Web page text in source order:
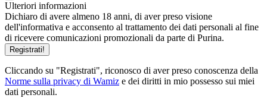
Ulteriori informazioni
Dichiaro di avere almeno 18 anni, di aver preso visione
dell'informativa e acconsento al trattamento dei dati personali al fine
di ricevere comunicazioni promozionali da parte di Purina.
Registrati!
Cliccando su "Registrati", riconosco di aver preso conoscenza della
Norme sulla privacy di Wamiz e dei diritti in mio possesso sui miei
dati personali.